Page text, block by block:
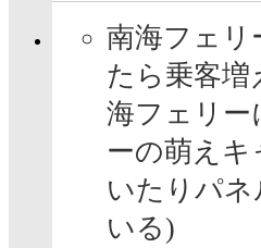
南海フェリ
たら乗客増
海フェリー
ーの萌えキ
いたりパネ
いる)